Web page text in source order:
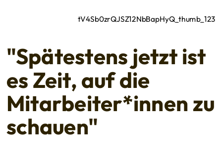
tV4Sb0zrQJSZ12NbBapHyQ_thumb_123
"Spätestens jetzt ist
es Zeit, auf die
Mitarbeiter*innen zu
schauen"